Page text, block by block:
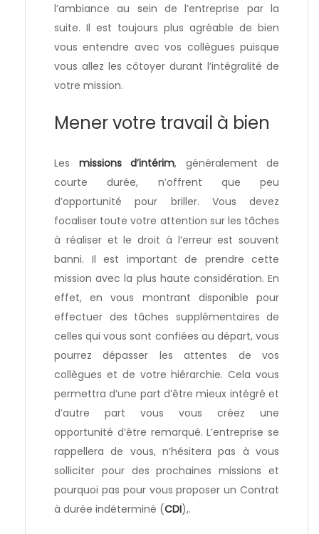
l’ambiance au sein de l’entreprise par la
suite. Il est toujours plus agréable de bien
vous entendre avec vos collègues puisque
vous allez les côtoyer durant l’intégralité de
votre mission.
Mener votre travail à bien
Les missions d’intérim, généralement de
courte durée, n’offrent que peu
d’opportunité pour briller. Vous devez
focaliser toute votre attention sur les tâches
à réaliser et le droit à l’erreur est souvent
banni. Il est important de prendre cette
mission avec la plus haute considération. En
effet, en vous montrant disponible pour
effectuer des tâches supplémentaires de
celles qui vous sont confiées au départ, vous
pourrez dépasser les attentes de vos
collègues et de votre hiérarchie. Cela vous
permettra d’une part d’être mieux intégré et
d’autre part vous vous créez une
opportunité d’être remarqué. L’entreprise se
rappellera de vous, n’hésitera pas à vous
solliciter pour des prochaines missions et
pourquoi pas pour vous proposer un Contrat
à durée indéterminé (CDI),.